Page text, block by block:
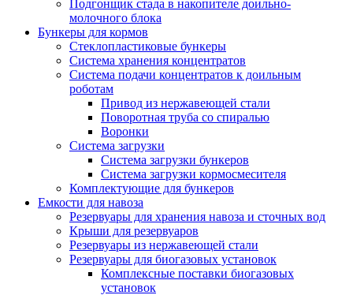
Подгонщик стада в накопителе доильно-
молочного блока
Бункеры для кормов
Стеклопластиковые бункеры
Система хранения концентратов
Система подачи концентратов к доильным
роботам
Привод из нержавеющей стали
Поворотная труба со спиралью
Воронки
Система загрузки
Система загрузки бункеров
Система загрузки кормосмесителя
Комплектующие для бункеров
Емкости для навоза
Резервуары для хранения навоза и сточных вод
Крыши для резервуаров
Резервуары из нержавеющей стали
Резервуары для биогазовых установок
Комплексные поставки биогазовых
установок